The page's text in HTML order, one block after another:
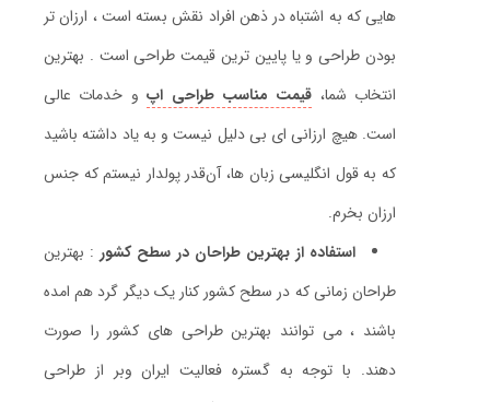
هایی که به اشتباه در ذهن افراد نقش بسته است ، ارزان تر
بودن طراحی و یا پایین ترین قیمت طراحی است . بهترین
انتخاب شما، قیمت مناسب طراحی اپو خدمات عالی
است. هیچ ارزانی ای بی دلیل نیست و به یاد داشته باشید
که به قول انگلیسی زبان ها، آن‌قدر پولدار نیستم که جنس
ارزان بخرم.
استفاده از بهترین طراحان در سطح کشور : بهترین
طراحان زمانی که در سطح کشور کنار یک دیگر گرد هم امده
باشند ، می توانند بهترین طراحی های کشور را صورت
دهند. با توجه به گستره فعالیت ایران وبر از طراحی